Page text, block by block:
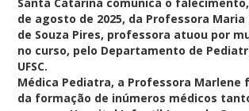
de agosto de 2025, da Professora Maria
de Souza Pires, professora atuou por
no curso, pelo Departamento de
UFSC.
Médica Pediatra, a Professora Marlene
da formação de inúmeros médicos tanto